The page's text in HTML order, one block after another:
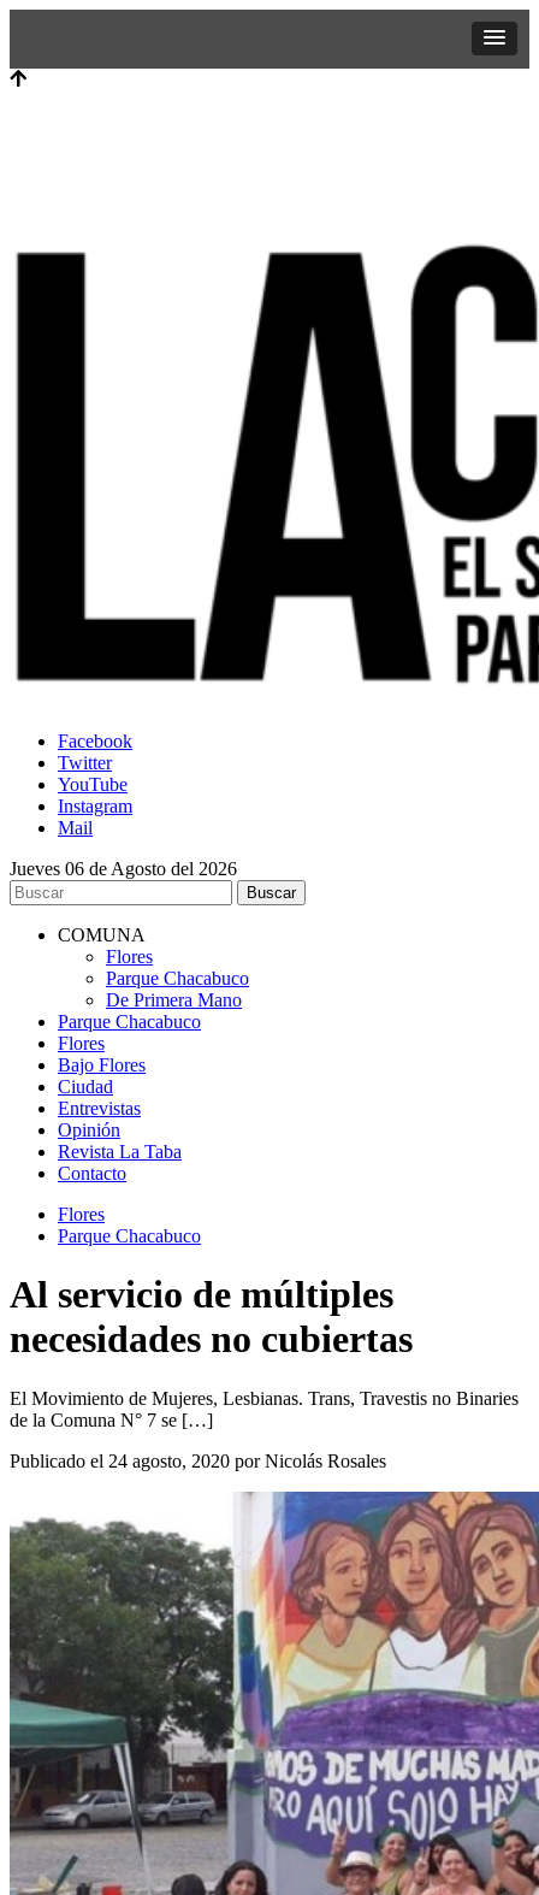
Facebook
Twitter
YouTube
Instagram
Mail
Jueves 06 de Agosto del 2026
COMUNA
Flores
Parque Chacabuco
De Primera Mano
Parque Chacabuco
Flores
Bajo Flores
Ciudad
Entrevistas
Opinión
Revista La Taba
Contacto
Flores
Parque Chacabuco
Al servicio de múltiples
necesidades no cubiertas
El Movimiento de Mujeres, Lesbianas. Trans, Travestis no Binaries
de la Comuna N° 7 se […]
Publicado el 24 agosto, 2020 por Nicolás Rosales